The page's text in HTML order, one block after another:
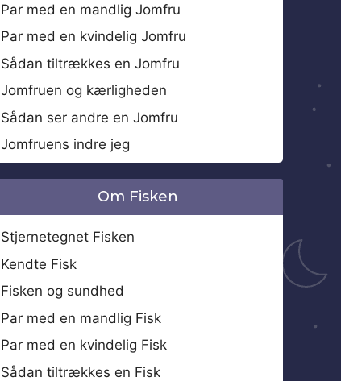
Par med en mandlig Jomfru
Par med en kvindelig Jomfru
Sådan tiltrækkes en Jomfru
Jomfruen og kærligheden
Sådan ser andre en Jomfru
Jomfruens indre jeg
Om Fisken
Stjernetegnet Fisken
Kendte Fisk
Fisken og sundhed
Par med en mandlig Fisk
Par med en kvindelig Fisk
Sådan tiltrækkes en Fisk